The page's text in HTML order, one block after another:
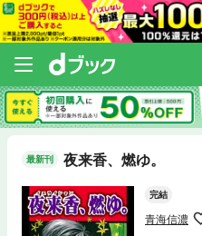
最新刊 夜来香、燃ゆ。
完結
青海信濃